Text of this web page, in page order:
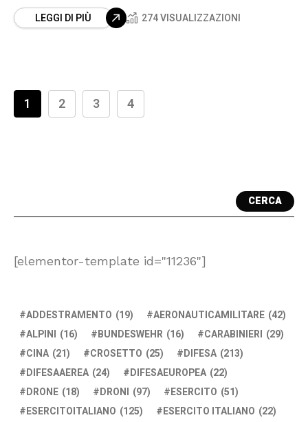
LEGGI DI PIÙ 274 VISUALIZZAZIONI
1 2 3 4
CERCA
[elementor-template id="11236"]
ADDESTRAMENTO (19) AERONAUTICAMILITARE (42)
ALPINI (16) BUNDESWEHR (16) CARABINIERI (29)
CINA (21) CROSETTO (25) DIFESA (213)
DIFESAAEREA (24) DIFESAEUROPEA (22)
DRONE (18) DRONI (97) ESERCITO (51)
ESERCITOITALIANO (125) ESERCITO ITALIANO (22)